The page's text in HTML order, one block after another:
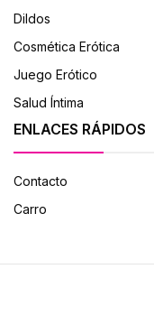
Dildos
Cosmética Erótica
Juego Erótico
Salud Íntima
ENLACES RÁPIDOS
Contacto
Carro